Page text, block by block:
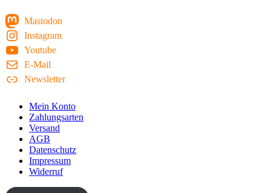
Mastodon
Instagram
Youtube
E-Mail
Newsletter
Mein Konto
Zahlungsarten
Versand
AGB
Datenschutz
Impressum
Widerruf